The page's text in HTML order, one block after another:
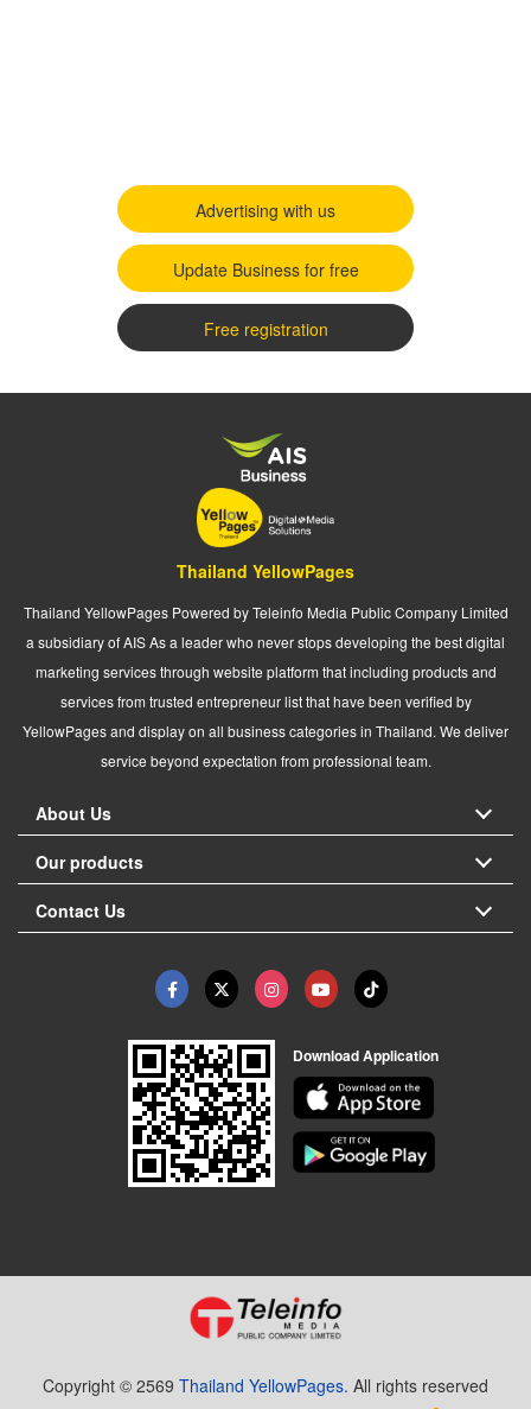
Advertising with us
Update Business for free
Free registration
Thailand YellowPages
Thailand YellowPages Powered by Teleinfo Media Public Company Limited
a subsidiary of AIS As a leader who never stops developing the best digital
marketing services through website platform that including products and
services from trusted entrepreneur list that have been verified by
YellowPages and display on all business categories in Thailand. We deliver
service beyond expectation from professional team.
About Us
Our products
Contact Us
Download Application
Copyright © 2569 Thailand YellowPages. All rights reserved